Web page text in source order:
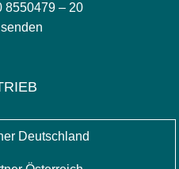
8550479 – 20
Deutschland